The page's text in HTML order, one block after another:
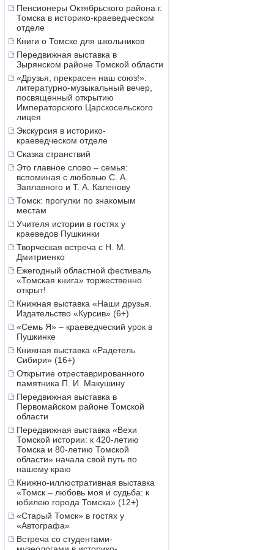
Пенсионеры Октябрьского района г.
Томска в историко-краеведческом
отделе
Книги о Томске для школьников
Передвижная выставка в
Зырянском районе Томской области
«Друзья, прекрасен наш союз!»:
литературно-музыкальный вечер,
посвященный открытию
Императорского Царскосельского
лицея
Экскурсия в историко-
краеведческом отделе
Сказка странствий
Это главное слово – семья:
вспоминая с любовью С. А.
Заплавного и Т. А. Каленову
Томск: прогулки по знакомым
местам
Учителя истории в гостях у
краеведов Пушкинки
Творческая встреча с Н. М.
Дмитриенко
Ежегодный областной фестиваль
«Томская книга» торжественно
открыт!
Книжная выставка «Наши друзья.
Издательство «Курсив» (6+)
«Семь Я» – краеведческий урок в
Пушкинке
Книжная выставка «Радетель
Сибири» (16+)
Открытие отреставрированного
памятника П. И. Макушину
Передвижная выставка в
Первомайском районе Томской
области
Передвижная выставка «Вехи
Томской истории: к 420-летию
Томска и 80-летию Томской
области» начала свой путь по
нашему краю
Книжно-иллюстративная выставка
«Томск – любовь моя и судьба: к
юбилею города Томска» (12+)
«Старый Томск» в гостях у
«Автографа»
Встреча со студентами-